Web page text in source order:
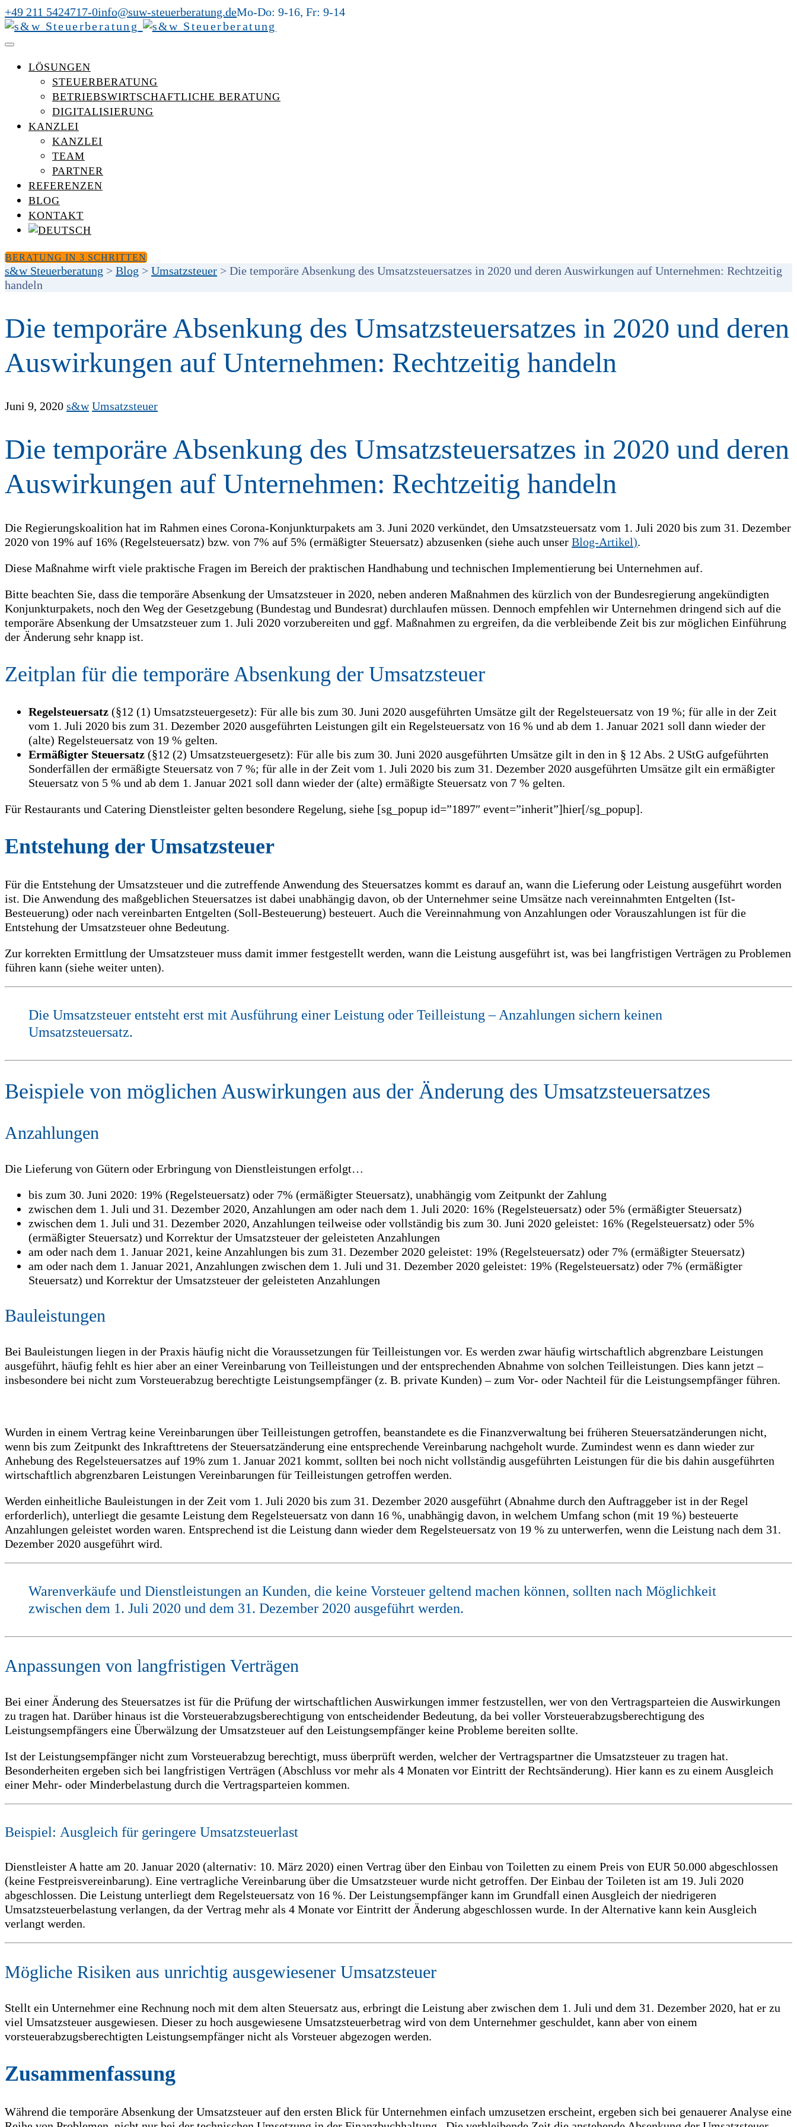
+49 211 5424717-0info@suw-steuerberatung.deMo-Do: 9-16, Fr: 9-14
LÖSUNGEN
STEUERBERATUNG
BETRIEBSWIRTSCHAFTLICHE BERATUNG
DIGITALISIERUNG
KANZLEI
KANZLEI
TEAM
PARTNER
REFERENZEN
BLOG
KONTAKT
BERATUNG IN 3 SCHRITTEN
s&w Steuerberatung > Blog > Umsatzsteuer > Die temporäre Absenkung des Umsatzsteuersatzes in 2020 und deren Auswirkungen auf Unternehmen: Rechtzeitig
handeln
Die temporäre Absenkung des Umsatzsteuersatzes in 2020 und deren
Auswirkungen auf Unternehmen: Rechtzeitig handeln
Juni 9, 2020 s&w Umsatzsteuer
Die temporäre Absenkung des Umsatzsteuersatzes in 2020 und deren
Auswirkungen auf Unternehmen: Rechtzeitig handeln
Die Regierungskoalition hat im Rahmen eines Corona-Konjunkturpakets am 3. Juni 2020 verkündet, den Umsatzsteuersatz vom 1. Juli 2020 bis zum 31. Dezember
2020 von 19% auf 16% (Regelsteuersatz) bzw. von 7% auf 5% (ermäßigter Steuersatz) abzusenken (siehe auch unser Blog-Artikel).
Diese Maßnahme wirft viele praktische Fragen im Bereich der praktischen Handhabung und technischen Implementierung bei Unternehmen auf.
Bitte beachten Sie, dass die temporäre Absenkung der Umsatzsteuer in 2020, neben anderen Maßnahmen des kürzlich von der Bundesregierung angekündigten
Konjunkturpakets, noch den Weg der Gesetzgebung (Bundestag und Bundesrat) durchlaufen müssen. Dennoch empfehlen wir Unternehmen dringend sich auf die
temporäre Absenkung der Umsatzsteuer zum 1. Juli 2020 vorzubereiten und ggf. Maßnahmen zu ergreifen, da die verbleibende Zeit bis zur möglichen Einführung
der Änderung sehr knapp ist.
Zeitplan für die temporäre Absenkung der Umsatzsteuer
Regelsteuersatz (§12 (1) Umsatzsteuergesetz): Für alle bis zum 30. Juni 2020 ausgeführten Umsätze gilt der Regelsteuersatz von 19 %; für alle in der Zeit
vom 1. Juli 2020 bis zum 31. Dezember 2020 ausgeführten Leistungen gilt ein Regelsteuersatz von 16 % und ab dem 1. Januar 2021 soll dann wieder der
(alte) Regelsteuersatz von 19 % gelten.
Ermäßigter Steuersatz (§12 (2) Umsatzsteuergesetz): Für alle bis zum 30. Juni 2020 ausgeführten Umsätze gilt in den in § 12 Abs. 2 UStG aufgeführten
Sonderfällen der ermäßigte Steuersatz von 7 %; für alle in der Zeit vom 1. Juli 2020 bis zum 31. Dezember 2020 ausgeführten Umsätze gilt ein ermäßigter
Steuersatz von 5 % und ab dem 1. Januar 2021 soll dann wieder der (alte) ermäßigte Steuersatz von 7 % gelten.
Für Restaurants und Catering Dienstleister gelten besondere Regelung, siehe [sg_popup id=”1897″ event=”inherit”]hier[/sg_popup].
Entstehung der Umsatzsteuer
Für die Entstehung der Umsatzsteuer und die zutreffende Anwendung des Steuersatzes kommt es darauf an, wann die Lieferung oder Leistung ausgeführt worden
ist. Die Anwendung des maßgeblichen Steuersatzes ist dabei unabhängig davon, ob der Unternehmer seine Umsätze nach vereinnahmten Entgelten (Ist-
Besteuerung) oder nach vereinbarten Entgelten (Soll-Besteuerung) besteuert. Auch die Vereinnahmung von Anzahlungen oder Vorauszahlungen ist für die
Entstehung der Umsatzsteuer ohne Bedeutung.
Zur korrekten Ermittlung der Umsatzsteuer muss damit immer festgestellt werden, wann die Leistung ausgeführt ist, was bei langfristigen Verträgen zu Problemen
führen kann (siehe weiter unten).
Die Umsatzsteuer entsteht erst mit Ausführung einer Leistung oder Teilleistung – Anzahlungen sichern keinen
Umsatzsteuersatz.
Beispiele von möglichen Auswirkungen aus der Änderung des Umsatzsteuersatzes
Anzahlungen
Die Lieferung von Gütern oder Erbringung von Dienstleistungen erfolgt…
bis zum 30. Juni 2020: 19% (Regelsteuersatz) oder 7% (ermäßigter Steuersatz), unabhängig vom Zeitpunkt der Zahlung
zwischen dem 1. Juli und 31. Dezember 2020, Anzahlungen am oder nach dem 1. Juli 2020: 16% (Regelsteuersatz) oder 5% (ermäßigter Steuersatz)
zwischen dem 1. Juli und 31. Dezember 2020, Anzahlungen teilweise oder vollständig bis zum 30. Juni 2020 geleistet: 16% (Regelsteuersatz) oder 5%
(ermäßigter Steuersatz) und Korrektur der Umsatzsteuer der geleisteten Anzahlungen
am oder nach dem 1. Januar 2021, keine Anzahlungen bis zum 31. Dezember 2020 geleistet: 19% (Regelsteuersatz) oder 7% (ermäßigter Steuersatz)
am oder nach dem 1. Januar 2021, Anzahlungen zwischen dem 1. Juli und 31. Dezember 2020 geleistet: 19% (Regelsteuersatz) oder 7% (ermäßigter
Steuersatz) und Korrektur der Umsatzsteuer der geleisteten Anzahlungen
Bauleistungen
Bei Bauleistungen liegen in der Praxis häufig nicht die Voraussetzungen für Teilleistungen vor. Es werden zwar häufig wirtschaftlich abgrenzbare Leistungen
ausgeführt, häufig fehlt es hier aber an einer Vereinbarung von Teilleistungen und der entsprechenden Abnahme von solchen Teilleistungen. Dies kann jetzt –
insbesondere bei nicht zum Vorsteuerabzug berechtigte Leistungsempfänger (z. B. private Kunden) – zum Vor- oder Nachteil für die Leistungsempfänger führen.
Wurden in einem Vertrag keine Vereinbarungen über Teilleistungen getroffen, beanstandete es die Finanzverwaltung bei früheren Steuersatzänderungen nicht,
wenn bis zum Zeitpunkt des Inkrafttretens der Steuersatzänderung eine entsprechende Vereinbarung nachgeholt wurde. Zumindest wenn es dann wieder zur
Anhebung des Regelsteuersatzes auf 19% zum 1. Januar 2021 kommt, sollten bei noch nicht vollständig ausgeführten Leistungen für die bis dahin ausgeführten
wirtschaftlich abgrenzbaren Leistungen Vereinbarungen für Teilleistungen getroffen werden.
Werden einheitliche Bauleistungen in der Zeit vom 1. Juli 2020 bis zum 31. Dezember 2020 ausgeführt (Abnahme durch den Auftraggeber ist in der Regel
erforderlich), unterliegt die gesamte Leistung dem Regelsteuersatz von dann 16 %, unabhängig davon, in welchem Umfang schon (mit 19 %) besteuerte
Anzahlungen geleistet worden waren. Entsprechend ist die Leistung dann wieder dem Regelsteuersatz von 19 % zu unterwerfen, wenn die Leistung nach dem 31.
Dezember 2020 ausgeführt wird.
Warenverkäufe und Dienstleistungen an Kunden, die keine Vorsteuer geltend machen können, sollten nach Möglichkeit
zwischen dem 1. Juli 2020 und dem 31. Dezember 2020 ausgeführt werden.
Anpassungen von langfristigen Verträgen
Bei einer Änderung des Steuersatzes ist für die Prüfung der wirtschaftlichen Auswirkungen immer festzustellen, wer von den Vertragsparteien die Auswirkungen
zu tragen hat. Darüber hinaus ist die Vorsteuerabzugsberechtigung von entscheidender Bedeutung, da bei voller Vorsteuerabzugsberechtigung des
Leistungsempfängers eine Überwälzung der Umsatzsteuer auf den Leistungsempfänger keine Probleme bereiten sollte.
Ist der Leistungsempfänger nicht zum Vorsteuerabzug berechtigt, muss überprüft werden, welcher der Vertragspartner die Umsatzsteuer zu tragen hat.
Besonderheiten ergeben sich bei langfristigen Verträgen (Abschluss vor mehr als 4 Monaten vor Eintritt der Rechtsänderung). Hier kann es zu einem Ausgleich
einer Mehr- oder Minderbelastung durch die Vertragsparteien kommen.
Beispiel: Ausgleich für geringere Umsatzsteuerlast
Dienstleister A hatte am 20. Januar 2020 (alternativ: 10. März 2020) einen Vertrag über den Einbau von Toiletten zu einem Preis von EUR 50.000 abgeschlossen
(keine Festpreisvereinbarung). Eine vertragliche Vereinbarung über die Umsatzsteuer wurde nicht getroffen. Der Einbau der Toileten ist am 19. Juli 2020
abgeschlossen. Die Leistung unterliegt dem Regelsteuersatz von 16 %. Der Leistungsempfänger kann im Grundfall einen Ausgleich der niedrigeren
Umsatzsteuerbelastung verlangen, da der Vertrag mehr als 4 Monate vor Eintritt der Änderung abgeschlossen wurde. In der Alternative kann kein Ausgleich
verlangt werden.
Mögliche Risiken aus unrichtig ausgewiesener Umsatzsteuer
Stellt ein Unternehmer eine Rechnung noch mit dem alten Steuersatz aus, erbringt die Leistung aber zwischen dem 1. Juli und dem 31. Dezember 2020, hat er zu
viel Umsatzsteuer ausgewiesen. Dieser zu hoch ausgewiesene Umsatzsteuerbetrag wird von dem Unternehmer geschuldet, kann aber von einem
vorsteuerabzugsberechtigten Leistungsempfänger nicht als Vorsteuer abgezogen werden.
Zusammenfassung
Während die temporäre Absenkung der Umsatzsteuer auf den ersten Blick für Unternehmen einfach umzusetzen erscheint, ergeben sich bei genauerer Analyse eine